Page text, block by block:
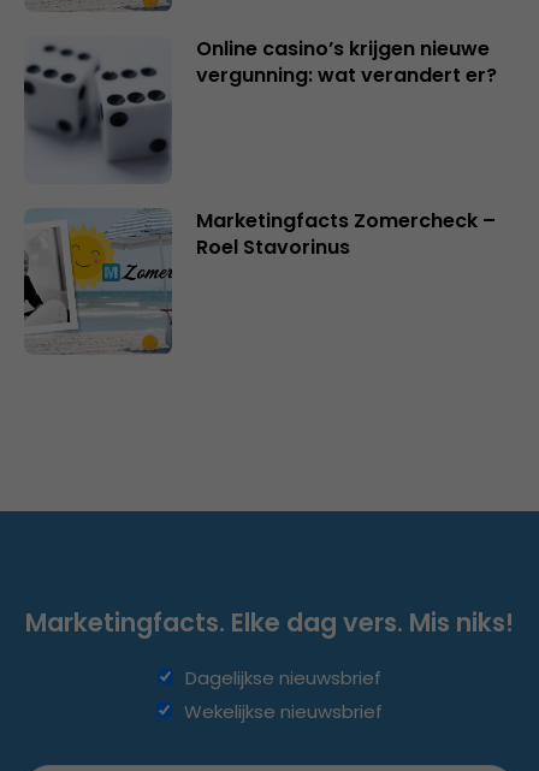
Online casino’s krijgen nieuwe
vergunning: wat verandert er?
Marketingfacts Zomercheck –
Roel Stavorinus
Marketingfacts. Elke dag vers. Mis niks!
Dagelijkse nieuwsbrief
Wekelijkse nieuwsbrief